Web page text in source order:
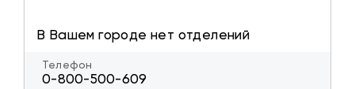
В Вашем городе нет отделений
Телефон
0-800-500-609